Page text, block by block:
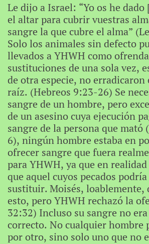
Le dijo a Israel: “Yo os he dado
el altar para cubrir vuestras
sangre la que cubre el alma”
Solo los animales sin defecto
llevados a YHWH como
sustituciones de una sola vez,
de otra especie, no erradicaron
raíz. (Hebreos 9:23-26) Se
sangre de un hombre, pero
de un asesino cuya ejecución
sangre de la persona que mató
6), ningún hombre estaba en
ofrecer sangre que fuera
para YHWH, ya que en
que aquel cuyos pecados
sustituir. Moisés, loablemente,
esto, pero YHWH rechazó la
32:32) Incluso su sangre no
correcto. No cualquier hombre
por otro, sino solo uno que no